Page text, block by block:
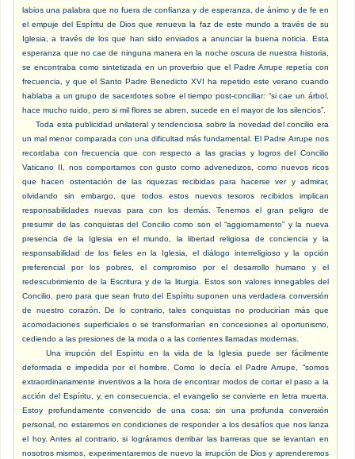
labios una palabra que no fuera de confianza y de esperanza, de ánimo y de fe en
el empuje del Espíritu de Dios que renueva la faz de este mundo a través de su
Iglesia, a través de los que han sido enviados a anunciar la buena noticia. Esta
esperanza que no cae de ninguna manera en la noche oscura de nuestra historia,
se encontraba como sintetizada en un proverbio que el Padre Arrupe repetía con
frecuencia, y que el Santo Padre Benedicto XVI ha repetido este verano cuando
hablaba a un grupo de sacerdotes sobre el tiempo post-conciliar: “si cae un árbol,
hace mucho ruido, pero si mil flores se abren, sucede en el mayor de los silencios”.
Toda esta publicidad unilateral y tendenciosa sobre la novedad del concilio era
un mal menor comparada con una dificultad más fundamental. El Padre Arrupe nos
recordaba con frecuencia que con respecto a las gracias y logros del Concilio
Vaticano II, nos comportamos con gusto como advenedizos, como nuevos ricos
que hacen ostentación de las riquezas recibidas para hacerse ver y admirar,
olvidando sin embargo, que todos estos nuevos tesoros recibidos implican
responsabilidades nuevas para con los demás. Tenemos el gran peligro de
presumir de las conquistas del Concilio como son el “aggiornamento” y la nueva
presencia de la Iglesia en el mundo, la libertad religiosa de conciencia y la
responsabilidad de los fieles en la Iglesia, el diálogo interreligioso y la opción
preferencial por los pobres, el compromiso por el desarrollo humano y el
redescubrimiento de la Escritura y de la liturgia. Estos son valores innegables del
Concilio, pero para que sean fruto del Espíritu suponen una verdadera conversión
de nuestro corazón. De lo contrario, tales conquistas no producirían más que
acomodaciones superficiales o se transformarían en concesiones al oportunismo,
cediendo a las presiones de la moda o a las corrientes llamadas modernas.
Una irrupción del Espíritu en la vida de la Iglesia puede ser fácilmente
deformada e impedida por el hombre. Como lo decía el Padre Arrupe, “somos
extraordinariamente inventivos a la hora de encontrar modos de cortar el paso a la
acción del Espíritu, y, en consecuencia, el evangelio se convierte en letra muerta.
Estoy profundamente convencido de una cosa: sin una profunda conversión
personal, no estaremos en condiciones de responder a los desafíos que nos lanza
el hoy. Antes al contrario, si lográramos derribar las barreras que se levantan en
nosotros mismos, experimentaremos de nuevo la irrupción de Dios y aprenderemos